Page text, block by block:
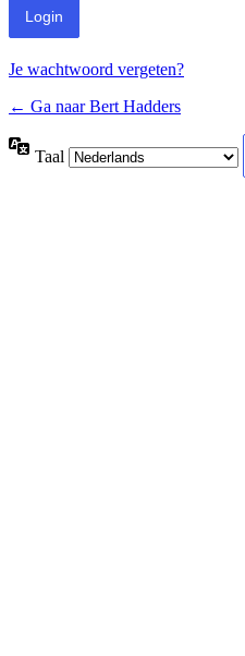
Je wachtwoord vergeten?
← Ga naar Bert Hadders
Taal